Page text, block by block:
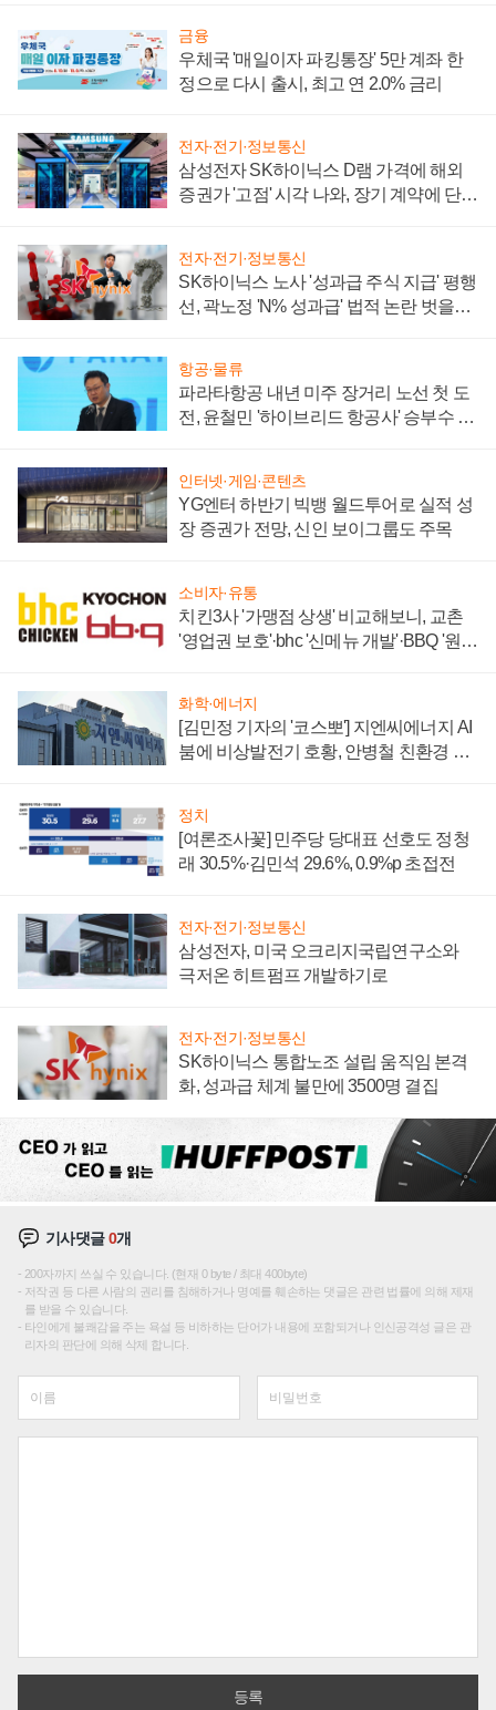
금융
우체국 '매일이자 파킹통장' 5만 계좌 한
정으로 다시 출시, 최고 연 2.0% 금리
전자·전기·정보통신
삼성전자 SK하이닉스 D램 가격에 해외
증권가 '고점' 시각 나와, 장기 계약에 단점
전자·전기·정보통신
SK하이닉스 노사 '성과급 주식 지급' 평행
선, 곽노정 'N% 성과급' 법적 논란 벗을지
항공·물류
파라타항공 내년 미주 장거리 노선 첫 도
전, 윤철민 '하이브리드 항공사' 승부수 통
인터넷·게임·콘텐츠
YG엔터 하반기 빅뱅 월드투어로 실적 성
장 증권가 전망, 신인 보이그룹도 주목
소비자·유통
치킨3사 '가맹점 상생' 비교해보니, 교촌
'영업권 보호'·bhc '신메뉴 개발'·BBQ '원가
화학·에너지
[김민정 기자의 '코스뽀'] 지엔씨에너지 AI
붐에 비상발전기 호황, 안병철 친환경 에
정치
[여론조사꽃] 민주당 당대표 선호도 정청
래 30.5%·김민석 29.6%, 0.9%p 초접전
전자·전기·정보통신
삼성전자, 미국 오크리지국립연구소와
극저온 히트펌프 개발하기로
전자·전기·정보통신
SK하이닉스 통합노조 설립 움직임 본격
화, 성과급 체계 불만에 3500명 결집
기사댓글0개
200자까지 쓰실 수 있습니다. (현재 0 byte / 최대 400byte)
저작권 등 다른 사람의 권리를 침해하거나 명예를 훼손하는 댓글은 관련 법률에 의해 제재
를 받을 수 있습니다.
타인에게 불쾌감을 주는 욕설 등 비하하는 단어가 내용에 포함되거나 인신공격성 글은 관
리자의 판단에 의해 삭제 합니다.